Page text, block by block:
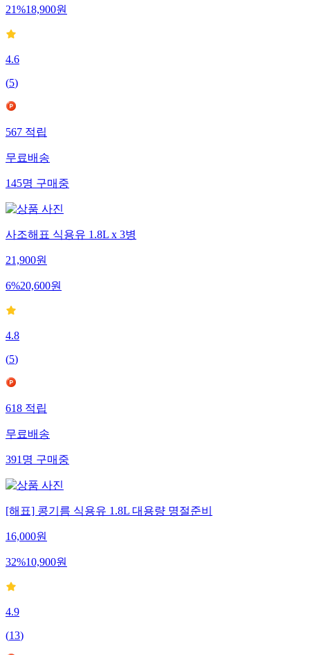
21%18,900원
4.6
(5)
567 적립
무료배송
145명 구매중
사조해표 식용유 1.8L x 3병
21,900원
6%20,600원
4.8
(5)
618 적립
무료배송
391 명 구매중
[해표] 콩기름 식용유 1.8L 대용량 명절준비
16,000원
32%10,900원
4.9
(13)